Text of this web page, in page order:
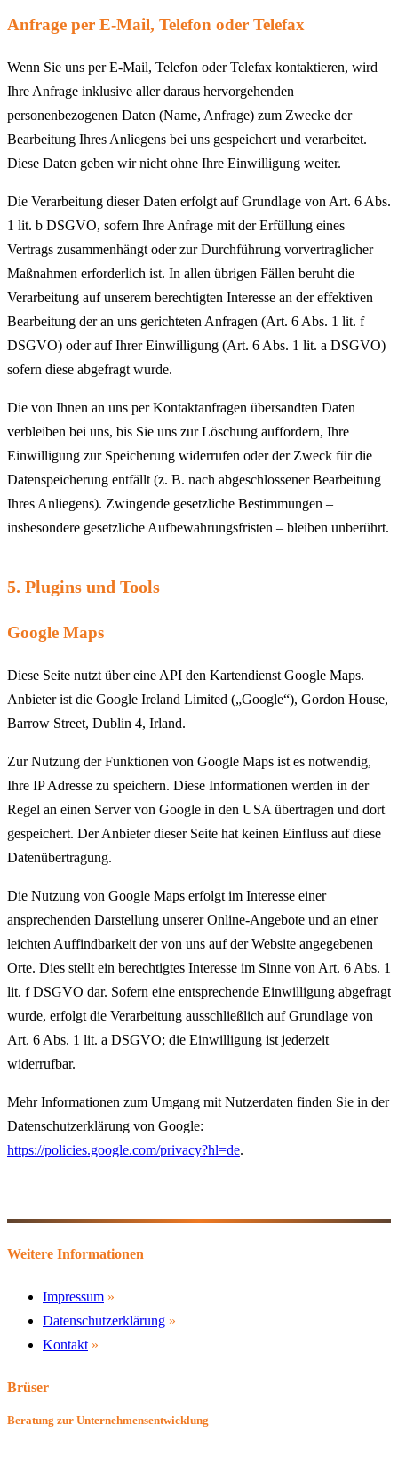
Anfrage per E-Mail, Telefon oder Telefax
Wenn Sie uns per E-Mail, Telefon oder Telefax kontaktieren, wird
Ihre Anfrage inklusive aller daraus hervorgehenden
personenbezogenen Daten (Name, Anfrage) zum Zwecke der
Bearbeitung Ihres Anliegens bei uns gespeichert und verarbeitet.
Diese Daten geben wir nicht ohne Ihre Einwilligung weiter.
Die Verarbeitung dieser Daten erfolgt auf Grundlage von Art. 6 Abs.
1 lit. b DSGVO, sofern Ihre Anfrage mit der Erfüllung eines
Vertrags zusammenhängt oder zur Durchführung vorvertraglicher
Maßnahmen erforderlich ist. In allen übrigen Fällen beruht die
Verarbeitung auf unserem berechtigten Interesse an der effektiven
Bearbeitung der an uns gerichteten Anfragen (Art. 6 Abs. 1 lit. f
DSGVO) oder auf Ihrer Einwilligung (Art. 6 Abs. 1 lit. a DSGVO)
sofern diese abgefragt wurde.
Die von Ihnen an uns per Kontaktanfragen übersandten Daten
verbleiben bei uns, bis Sie uns zur Löschung auffordern, Ihre
Einwilligung zur Speicherung widerrufen oder der Zweck für die
Datenspeicherung entfällt (z. B. nach abgeschlossener Bearbeitung
Ihres Anliegens). Zwingende gesetzliche Bestimmungen –
insbesondere gesetzliche Aufbewahrungsfristen – bleiben unberührt.
5. Plugins und Tools
Google Maps
Diese Seite nutzt über eine API den Kartendienst Google Maps.
Anbieter ist die Google Ireland Limited („Google“), Gordon House,
Barrow Street, Dublin 4, Irland.
Zur Nutzung der Funktionen von Google Maps ist es notwendig,
Ihre IP Adresse zu speichern. Diese Informationen werden in der
Regel an einen Server von Google in den USA übertragen und dort
gespeichert. Der Anbieter dieser Seite hat keinen Einfluss auf diese
Datenübertragung.
Die Nutzung von Google Maps erfolgt im Interesse einer
ansprechenden Darstellung unserer Online-Angebote und an einer
leichten Auffindbarkeit der von uns auf der Website angegebenen
Orte. Dies stellt ein berechtigtes Interesse im Sinne von Art. 6 Abs. 1
lit. f DSGVO dar. Sofern eine entsprechende Einwilligung abgefragt
wurde, erfolgt die Verarbeitung ausschließlich auf Grundlage von
Art. 6 Abs. 1 lit. a DSGVO; die Einwilligung ist jederzeit
widerrufbar.
Mehr Informationen zum Umgang mit Nutzerdaten finden Sie in der
Datenschutzerklärung von Google:
https://policies.google.com/privacy?hl=de.
Weitere Informationen
Impressum
Datenschutzerklärung
Kontakt
Brüser
Beratung zur Unternehmensentwicklung